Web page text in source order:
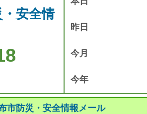
安全情
昨日
今月
今年
市防災・安全情報メール